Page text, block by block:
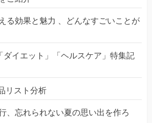
る効果と魅力 、どんなすごいことが
エット」「ヘルスケア」特集記
リスト分析
、忘れられない夏の思い出を作ろ